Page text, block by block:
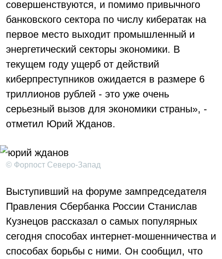
совершенствуются, и помимо привычного
банковского сектора по числу кибератак на
первое место выходит промышленный и
энергетический секторы экономики. В
текущем году ущерб от действий
киберпреступников ожидается в размере 6
триллионов рублей - это уже очень
серьезный вызов для экономики страны», -
отметил Юрий Жданов.
© Форпост Северо-Запад
Выступивший на форуме зампредседателя
Правления Сбербанка России Станислав
Кузнецов рассказал о самых популярных
сегодня способах интернет-мошенничества и
способах борьбы с ними. Он сообщил, что